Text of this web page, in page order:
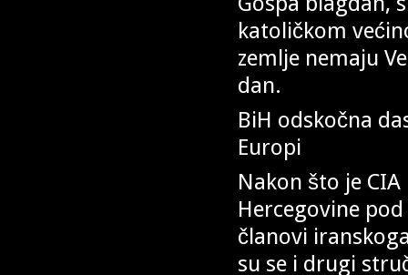
katoličkom
zemlje nemaju
dan.
BiH odskočna
Europi
Nakon što je
Hercegovine
članovi
su se i drugi